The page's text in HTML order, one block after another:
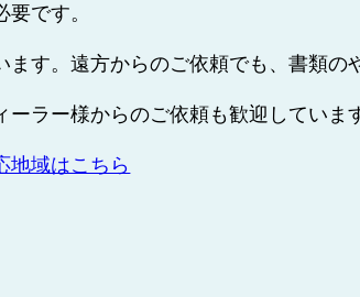
です。
ます。遠方からのご依頼でも、書類の
ラー様からのご依頼も歓迎していま
地域はこちら